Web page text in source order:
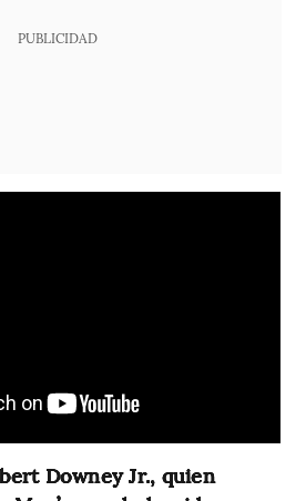
PUBLICIDAD
Downey Jr., quien